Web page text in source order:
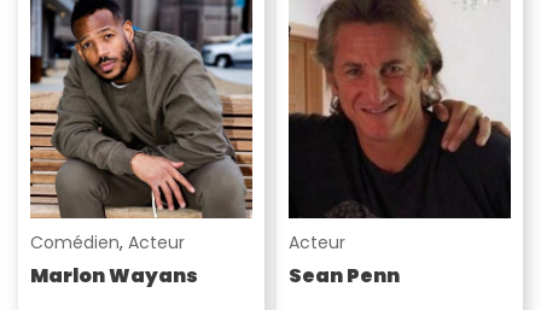
Comédien, Acteur
Marlon Wayans
Acteur
Sean Penn